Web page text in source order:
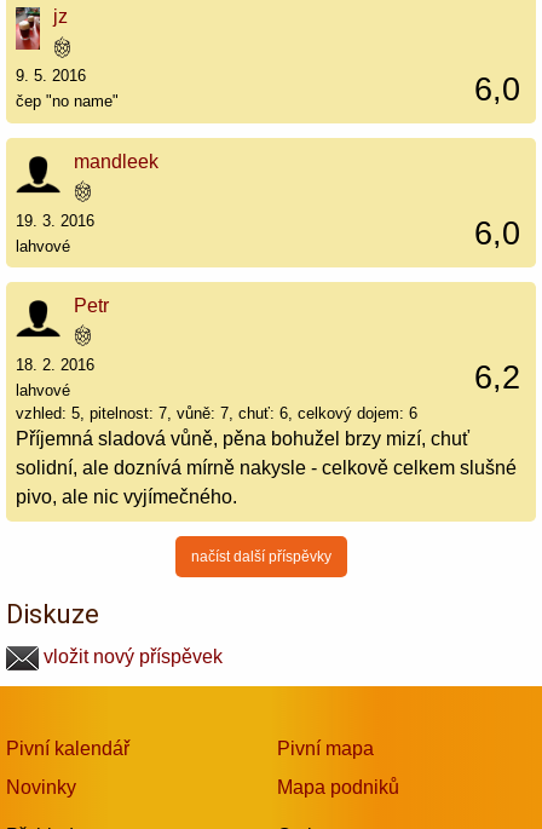
jz
6,0
9. 5. 2016
čep "no name"
mandleek
6,0
19. 3. 2016
lahvové
Petr
6,2
18. 2. 2016
lahvové
vzhled: 5, pitelnost: 7, vůně: 7, chuť: 6, celkový dojem: 6
Příjemná sladová vůně, pěna bohužel brzy mizí, chuť
solidní, ale doznívá mírně nakysle - celkově celkem slušné
pivo, ale nic vyjímečného.
načíst další příspěvky
Diskuze
vložit nový příspěvek
Pivní kalendář
Novinky
Pivní mapa
Mapa podniků